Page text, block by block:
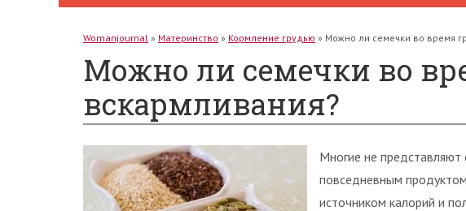
Womanjournal » Материнство » Кормление грудью » Можно ли семечки во время
Можно ли семечки во
вскармливания?
Многие не представляют
повседневным
источником калорий и